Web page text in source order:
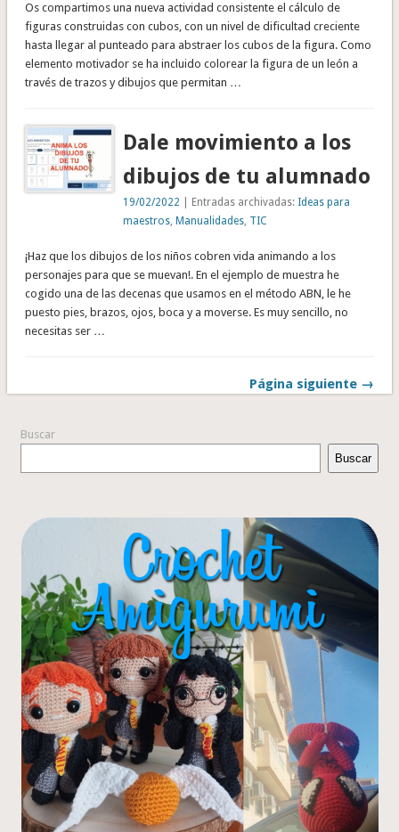
Os compartimos una nueva actividad consistente el cálculo de
figuras construidas con cubos, con un nivel de dificultad creciente
hasta llegar al punteado para abstraer los cubos de la figura. Como
elemento motivador se ha incluido colorear la figura de un león a
través de trazos y dibujos que permitan …
Dale movimiento a los
dibujos de tu alumnado
19/02/2022 | Entradas archivadas: Ideas para
maestros ,Manualidades TIC
¡Haz que los dibujos de los niños cobren vida animando a los
personajes para que se muevan!. En el ejemplo de muestra he
cogido una de las decenas que usamos en el método ABN, le he
puesto pies, brazos, ojos, boca y a moverse. Es muy sencillo, no
necesitas ser …
Página siguiente →
Buscar
Buscar